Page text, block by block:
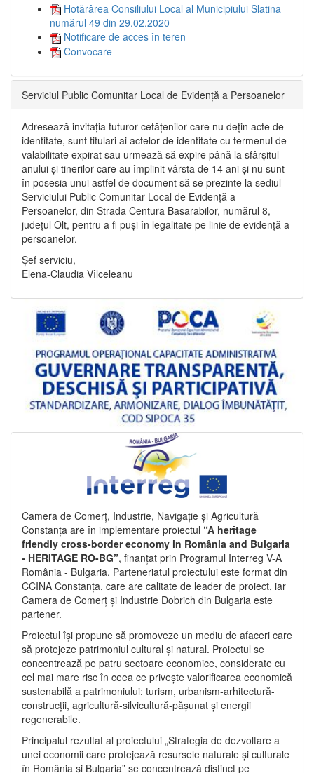
Hotărârea Consiliului Local al Municipiului Slatina
numărul 49 din 29.02.2020
Notificare de acces în teren
Convocare
Serviciul Public Comunitar Local de Evidență a Persoanelor
Adresează invitația tuturor cetățenilor care nu dețin acte de
identitate, sunt titulari ai actelor de identitate cu termenul de
valabilitate expirat sau urmează să expire până la sfârșitul
anului și tinerilor care au împlinit vârsta de 14 ani și nu sunt
în posesia unui astfel de document să se prezinte la sediul
Serviciului Public Comunitar Local de Evidență a
Persoanelor, din Strada Centura Basarabilor, numărul 8,
județul Olt, pentru a fi puși în legalitate pe linie de evidență a
persoanelor.
Șef serviciu,
Elena-Claudia Vîlceleanu
Camera de Comerț, Industrie, Navigație și Agricultură
Constanța are în implementare proiectul “A heritage
friendly cross-border economy in România and Bulgaria
- HERITAGE RO-BG”, finanțat prin Programul Interreg V-A
România - Bulgaria. Parteneriatul proiectului este format din
CCINA Constanța, care are calitate de leader de proiect, iar
Camera de Comerț și Industrie Dobrich din Bulgaria este
partener.
Proiectul își propune să promoveze un mediu de afaceri care
să protejeze patrimoniul cultural și natural. Proiectul se
concentrează pe patru sectoare economice, considerate cu
cel mai mare risc în ceea ce privește valorificarea economică
sustenabilă a patrimoniului: turism, urbanism-arhitectură-
construcții, agricultură-silvicultură-pășunat și energii
regenerabile.
Principalul rezultat al proiectului „Strategia de dezvoltare a
unei economii care protejează resursele naturale și culturale
în România și Bulgaria” se concentrează distinct pe